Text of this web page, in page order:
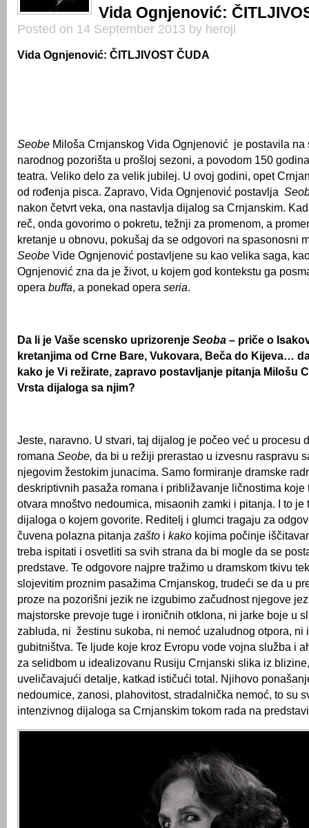
Vida Ognjenović:
Posted on 14 September 2013 by heroji
Vida Ognjenović: ČITLJIVOST ČUDA
Seobe Miloša Crnjanskog Vida Ognjenović je postavila na
narodnog pozorišta u prošloj sezoni, a povodom 150
teatra. Veliko delo za velik jubilej. U ovoj godini, opet
od rođenja pisca. Zapravo, Vida Ognjenović postavlja
nakon četvrt veka, ona nastavlja dijalog sa Crnjanskim.
reč, onda govorimo o pokretu, težnji za promenom, a
kretanje u obnovu, pokušaj da se odgovori na spasonosni
Seobe Vide Ognjenović postavljene su kao velika saga,
Ognjenović zna da je život, u kojem god kontekstu ga
opera buffa, a ponekad opera seria.
Da li je Vaše scensko uprizorenje Seoba – priče o
kretanjima od Crne Bare, Vukovara, Beča do Kijeva…
kako je Vi režirate, zapravo postavljanje pitanja Milošu
Vrsta dijaloga sa njim?
Jeste, naravno. U stvari, taj dijalog je počeo već u procesu
romana Seobe, da bi u režiji prerastao u izvesnu raspravu
njegovim žestokim junacima. Samo formiranje dramske
deskriptivnih pasaža romana i približavanje ličnostima koje
otvara mnoštvo nedoumica, misaonih zamki i pitanja. I to je
dijaloga o kojem govorite. Reditelj i glumci tragaju za
čuvena polazna pitanja zašto i kako kojima počinje
treba ispitati i osvetliti sa svih strana da bi mogle da se
predstave. Te odgovore najpre tražimo u dramskom tkivu
slojevitim proznim pasažima Crnjanskog, trudeći se da u
proze na pozorišni jezik ne izgubimo začudnost njegove
majstorske prevoje tuge i ironičnih otklona, ni jarke boje u
zabluda, ni žestinu sukoba, ni nemoć uzaludnog otpora, ni
gubitništva. Te ljude koje kroz Evropu vode vojna služba i
za selidbom u idealizovanu Rusiju Crnjanski slika iz
uveličavajući detalje, katkad ističući total. Njihovo
nedoumice, zanosi, plahovitost, stradalnička nemoć, to su
intenzivnog dijaloga sa Crnjanskim tokom rada na